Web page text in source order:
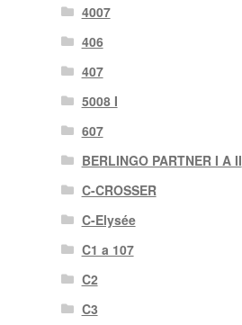
4007
406
407
5008 I
607
BERLINGO PARTNER I A II
C-CROSSER
C-Elysée
C1 a 107
C2
C3